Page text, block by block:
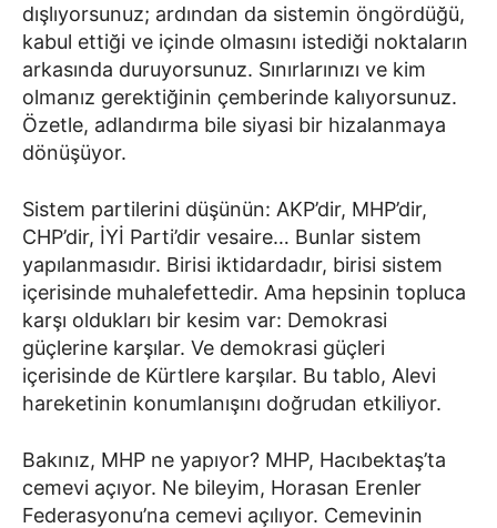
dışlıyorsunuz; ardından da sistemin öngördüğü,
kabul ettiği ve içinde olmasını istediği noktaların
arkasında duruyorsunuz. Sınırlarınızı ve kim
olmanız gerektiğinin çemberinde kalıyorsunuz.
Özetle, adlandırma bile siyasi bir hizalanmaya
dönüşüyor.
Sistem partilerini düşünün: AKP’dir, MHP’dir,
CHP’dir, İYİ Parti’dir vesaire… Bunlar sistem
yapılanmasıdır. Birisi iktidardadır, birisi sistem
içerisinde muhalefettedir. Ama hepsinin topluca
karşı oldukları bir kesim var: Demokrasi
güçlerine karşılar. Ve demokrasi güçleri
içerisinde de Kürtlere karşılar. Bu tablo, Alevi
hareketinin konumlanışını doğrudan etkiliyor.
Bakınız, MHP ne yapıyor? MHP, Hacıbektaş’ta
cemevi açıyor. Ne bileyim, Horasan Erenler
Federasyonu’na cemevi açılıyor. Cemevinin